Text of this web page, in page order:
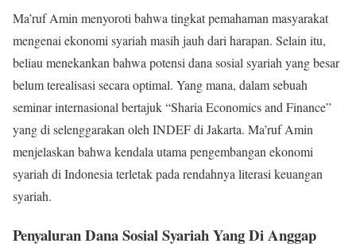
Ma’ruf Amin menyoroti bahwa tingkat pemahaman masyarakat
mengenai ekonomi syariah masih jauh dari harapan. Selain itu,
beliau menekankan bahwa potensi dana sosial syariah yang besar
belum terealisasi secara optimal. Yang mana, dalam sebuah
seminar internasional bertajuk “Sharia Economics and Finance”
yang di selenggarakan oleh INDEF di Jakarta. Ma’ruf Amin
menjelaskan bahwa kendala utama pengembangan ekonomi
syariah di Indonesia terletak pada rendahnya literasi keuangan
syariah.
Penyaluran Dana Sosial Syariah Yang Di Anggap